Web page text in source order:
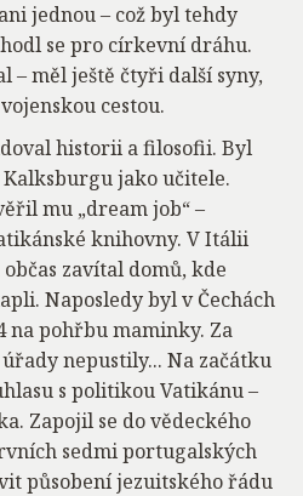
jednou – což byl tehdy
se pro církevní dráhu.
– měl ještě čtyři další syny,
cestou.
historii a filosofii. Byl
jako učitele.
mu „dream job“ –
knihovny. V Itálii
zavítal domů, kde
Naposledy byl v Čechách
na pohřbu maminky. Za
nepustily... Na začátku
s politikou Vatikánu –
Zapojil se do vědeckého
sedmi portugalských
působení jezuitského řádu